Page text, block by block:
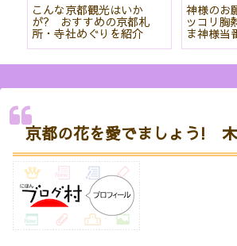
こんな京都観光はいか
が? おすすめの京都札
所・寺社めぐりを紹介
神様のお
ッコリ胸
ま神様当
京都の花を愛でましょう!